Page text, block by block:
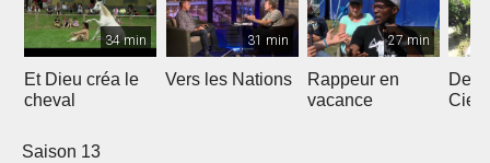
34 min
Et Dieu créa le
cheval
31 min
Vers les Nations
27 min
Rappeur en
vacance
Ciel
Saison 13